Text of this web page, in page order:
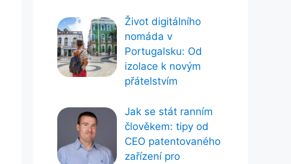
Život digitálního
nomáda v
Portugalsku: Od
izolace k novým
přátelstvím
Jak se stát ranním
člověkem: tipy od
CEO patentovaného
zařízení pro